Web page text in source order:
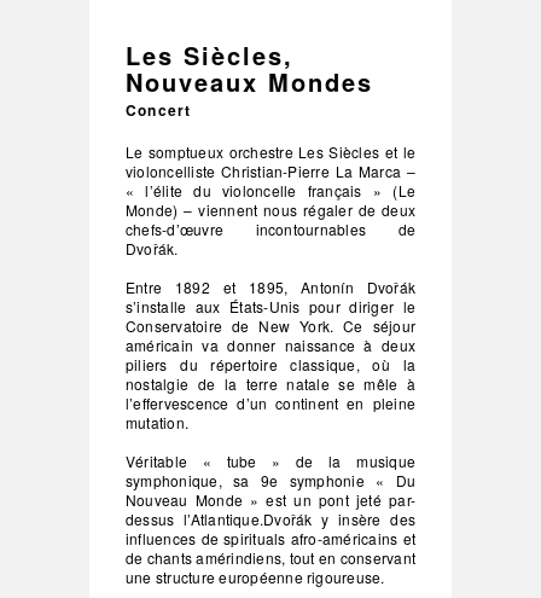
Les Siècles,
Nouveaux Mondes
Concert
Le somptueux orchestre Les Siècles et le
violoncelliste Christian-Pierre La Marca –
« l’élite du violoncelle français » (Le
Monde) – viennent nous régaler de deux
chefs-d’œuvre incontournables de
Dvořák.
Entre 1892 et 1895, Antonín Dvořák
s’installe aux États-Unis pour diriger le
Conservatoire de New York. Ce séjour
américain va donner naissance à deux
piliers du répertoire classique, où la
nostalgie de la terre natale se mêle à
l’effervescence d’un continent en pleine
mutation.
Véritable « tube » de la musique
symphonique, sa 9e symphonie « Du
Nouveau Monde » est un pont jeté par-
dessus l’Atlantique.Dvořák y insère des
influences de spirituals afro-américains et
de chants amérindiens, tout en conservant
une structure européenne rigoureuse.